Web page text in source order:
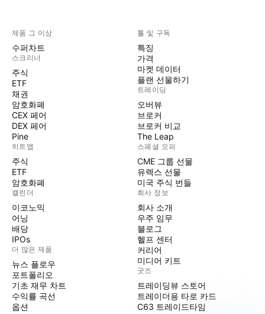
제품 그 이상
수퍼차트
스크리너
주식
ETF
채권
암호화폐
CEX 페어
DEX 페어
Pine
히트맵
주식
ETF
암호화폐
캘린더
이코노믹
어닝
배당
IPOs
더 많은 제품
뉴스 플로우
포트폴리오
기초 재무 차트
수익률 곡선
옵션
툴 및 구독
특징
가격
마켓 데이터
플랜 선물하기
트레이딩
오버뷰
브로커
브로커 비교
The Leap
스페셜 오퍼
CME 그룹 선물
유렉스 선물
미국 주식 번들
회사 정보
회사 소개
우주 임무
블로그
헬프 센터
커리어
미디어 키트
굿즈
트레이딩뷰 스토어
트레이더용 타로 카드
C63 트레이드타임